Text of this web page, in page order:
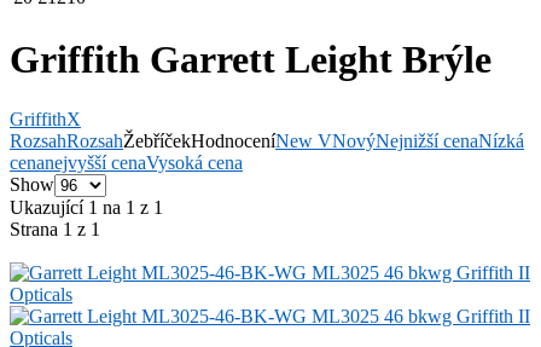
Griffith Garrett Leight Brýle
GriffithX
RozsahRozsahŽebříčekHodnoceníNew VNovýNejnižší cenaNízká
cenanejvyšší cenaVysoká cena
Show
Ukazující 1 na 1 z 1
Strana 1 z 1